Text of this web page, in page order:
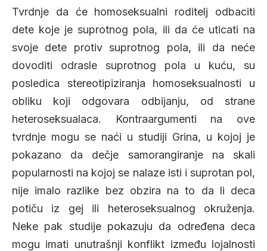
Tvrdnje da će homoseksualni roditelj odbaciti
dete koje je suprotnog pola, ili da će uticati na
svoje dete protiv suprotnog pola, ili da neće
dovoditi odrasle suprotnog pola u kuću, su
posledica stereotipiziranja homoseksualnosti u
obliku koji odgovara odbijanju, od strane
heteroseksualaca. Kontraargumenti na ove
tvrdnje mogu se naći u studiji Grina, u kojoj je
pokazano da dečje samorangiranje na skali
popularnosti na kojoj se nalaze isti i suprotan pol,
nije imalo razlike bez obzira na to da li deca
potiču iz gej ili heteroseksualnog okruženja.
Neke pak studije pokazuju da određena deca
mogu imati unutrašnji konflikt između lojalnosti